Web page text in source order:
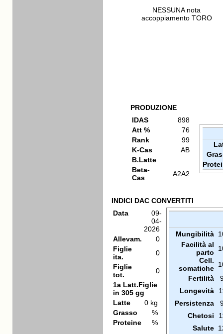
NESSUNA nota
accoppiamento TORO
PRODUZIONE
IDAS
898
Att %
76
Rank
99
K-Cas
AB
B.Latte
Beta-
Cas
A2A2
INDICI DAC CONVERTITI
Data
09-
04-
2026
Allevam.
0
Figlie
ita.
0
Figlie
tot.
0
1a Latt.Figlie
in 305 gg
Latte
0 kg
Grasso
%
Proteine
%
Mungibilità
Facilità al
parto
Cell.
somatiche
Fertilità
Longevità
Persistenza
Chetosi
Salute